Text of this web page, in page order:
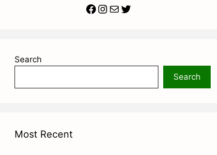
Facebook
Instagram
MailTwitter
Search
Search
Most Recent